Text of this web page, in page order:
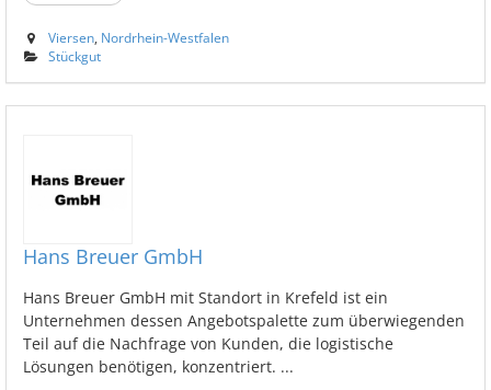
Viersen, Nordrhein-Westfalen
Stückgut
Hans Breuer GmbH
Hans Breuer GmbH mit Standort in Krefeld ist ein
Unternehmen dessen Angebotspalette zum überwiegenden
Teil auf die Nachfrage von Kunden, die logistische
Lösungen benötigen, konzentriert. ...